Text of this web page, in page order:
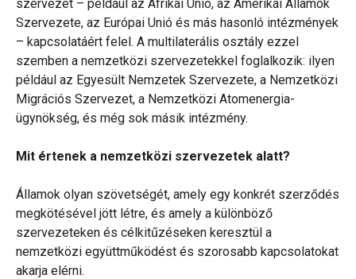
szervezet – például az Afrikai Unió, az Amerikai Államok
Szervezete, az Európai Unió és más hasonló intézmények
– kapcsolatáért felel. A multilaterális osztály ezzel
szemben a nemzetközi szervezetekkel foglalkozik: ilyen
például az Egyesült Nemzetek Szervezete, a Nemzetközi
Migrációs Szervezet, a Nemzetközi Atomenergia-
ügynökség, és még sok másik intézmény.
Mit értenek a nemzetközi szervezetek alatt?
Államok olyan szövetségét, amely egy konkrét szerződés
megkötésével jött létre, és amely a különböző
szervezeteken és célkitűzéseken keresztül a
nemzetközi együttműködést és szorosabb kapcsolatokat
akarja elérni.